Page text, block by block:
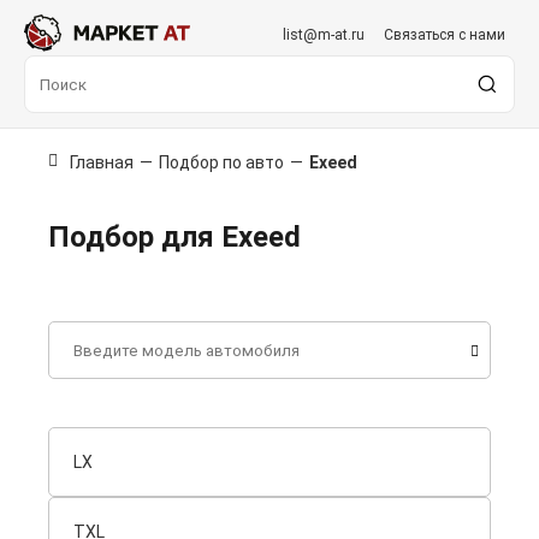
list@m-at.ru Связаться с нами
Главная — Подбор по авто — Exeed
Подбор для Exeed
LX
TXL